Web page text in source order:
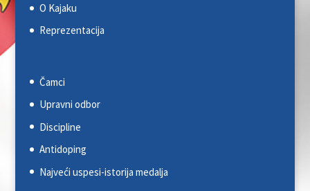
O Kajaku
Reprezentacija
Čamci
Upravni odbor
Discipline
Antidoping
Najveći uspesi-istorija medalja